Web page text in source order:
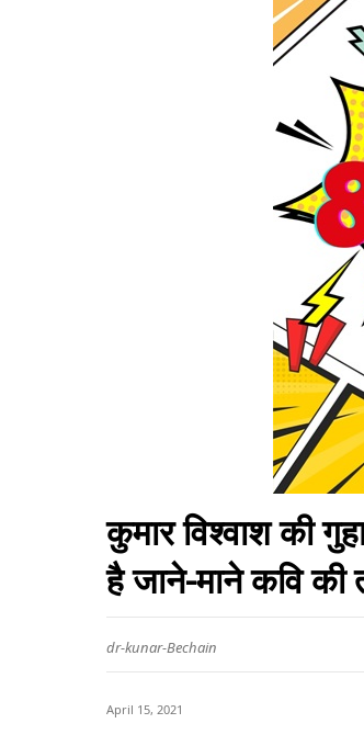
कुमार विश्वाश की
है जाने-माने कवि की
dr-kunar-Bechain
April 15, 2021